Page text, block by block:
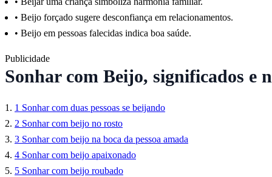
• Beijo forçado sugere desconfiança em relacionamentos.
• Beijo em pessoas falecidas indica boa saúde.
Publicidade
Sonhar com Beijo, significados e
1 Sonhar com duas pessoas se beijando
2 Sonhar com beijo no rosto
3 Sonhar com beijo na boca da pessoa amada
4 Sonhar com beijo apaixonado
5 Sonhar com beijo roubado